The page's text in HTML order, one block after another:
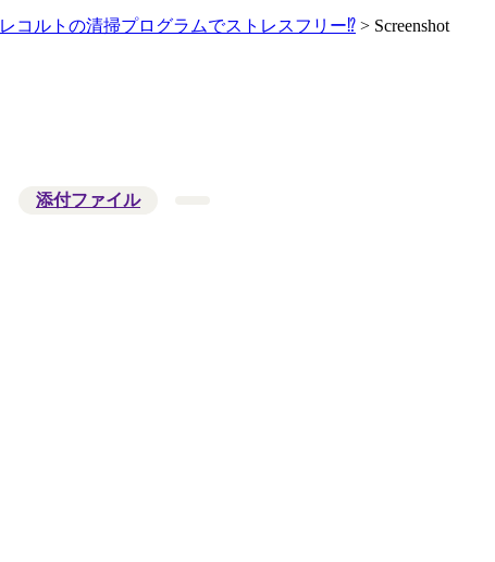
レコルトの清掃プログラムでストレスフリー⁉️ > Screenshot
添付ファイル